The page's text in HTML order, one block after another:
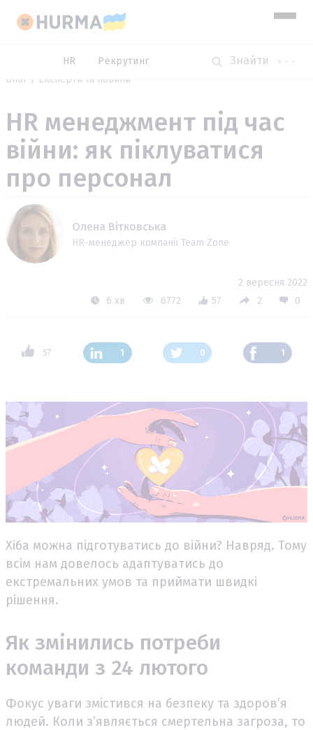
HR
Рекрутинг
Блог
Експерти та новини
HR менеджмент під час
війни: як піклуватися
про персонал
Олена Вітковська
HR-менеджер компанії Team Zone
2 вересня 2022
6 хв
6772 57 2 0
57 1 0 1
Хіба можна підготуватись до війни? Навряд. Тому
всім нам довелось адаптуватись до
екстремальних умов та приймати швидкі
рішення.
Як змінились потреби
команди з 24 лютого
Фокус уваги змістився на безпеку та здоров’я
людей. Коли з’являється смертельна загроза, то